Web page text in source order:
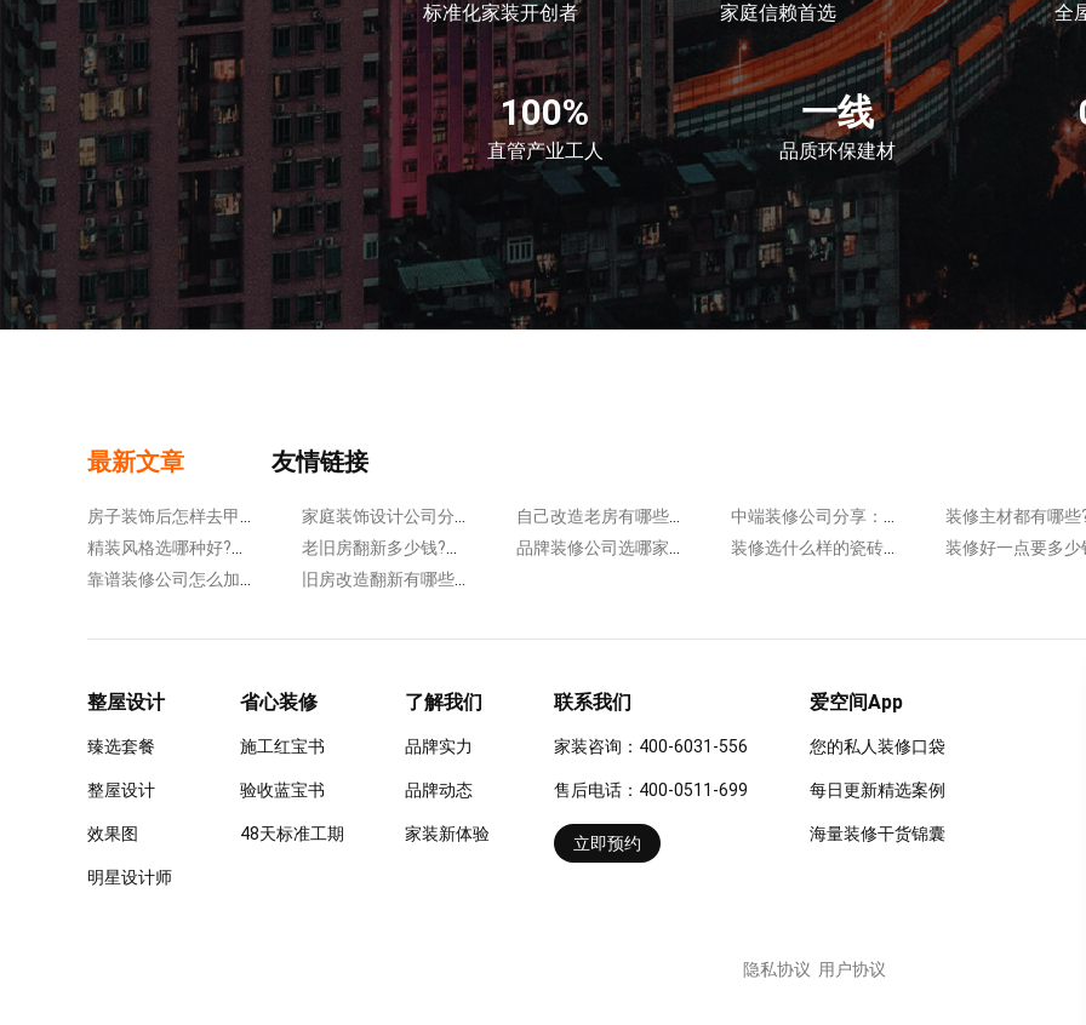
标准化家装开创者 家庭信赖首选 全
100%
直管产业工人
一线
品质环保建材
最新文章 友情链接
整屋设计
臻选套餐
整屋设计
效果图
明星设计师
省心装修
施工红宝书
验收蓝宝书
48天标准工期
了解我们
品牌实力
品牌动态
家装新体验
联系我们
家装咨询：400-6031-556
售后电话：400-0511-699
立即预约
爱空间App
您的私人装修口袋
每日更新精选案例
海量装修干货锦囊
隐私协议 用户协议